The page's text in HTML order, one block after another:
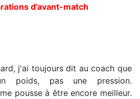
d'avant-match
j'ai toujours dit au coach que
poids, pas une pression.
pousse à être encore meilleur.